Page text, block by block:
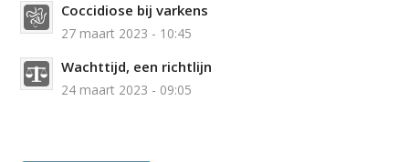
Coccidiose bij varkens
27 maart 2023 - 10:45
Wachttijd, een richtlijn
24 maart 2023 - 09:05